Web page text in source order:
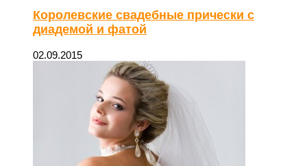
Королевские свадебные прически с
диадемой и фатой
02.09.2015